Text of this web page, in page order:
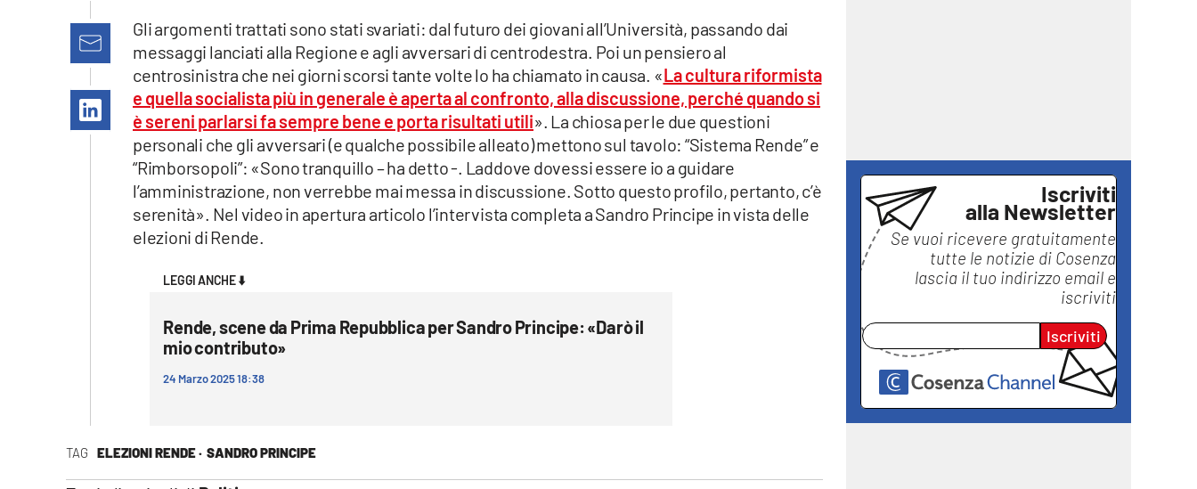
Vai
TAG ELEZIONI RENDE · SANDRO PRINCIPE
Gli argomenti trattati sono stati svariati: dal futuro dei giovani all’Università, passando dai
messaggi lanciati alla Regione e agli avversari di centrodestra. Poi un pensiero al
centrosinistra che nei giorni scorsi tante volte lo ha chiamato in causa. «La cultura riformista
e quella socialista più in generale è aperta al confronto, alla discussione, perché quando si
è sereni parlarsi fa sempre bene e porta risultati utili». La chiosa per le due questioni
personali che gli avversari (e qualche possibile alleato) mettono sul tavolo: “Sistema Rende” e
“Rimborsopoli”: «Sono tranquillo – ha detto -. Laddove dovessi essere io a guidare
l’amministrazione, non verrebbe mai messa in discussione. Sotto questo profilo, pertanto, c’è
serenità». Nel video in apertura articolo l’intervista completa a Sandro Principe in vista delle
elezioni di Rende.
LEGGI ANCHE ⬇️
Rende, scene da Prima Repubblica per Sandro Principe: «Darò il
mio contributo»
24 Marzo 2025 18:38
Iscriviti
alla Newsletter
Se vuoi ricevere gratuitamente
tutte le notizie di Cosenza
lascia il tuo indirizzo email e
iscriviti
Iscriviti